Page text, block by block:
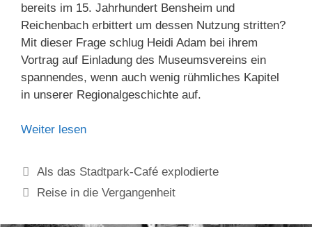
bereits im 15. Jahrhundert Bensheim und
Reichenbach erbittert um dessen Nutzung stritten?
Mit dieser Frage schlug Heidi Adam bei ihrem
Vortrag auf Einladung des Museumsvereins ein
spannendes, wenn auch wenig rühmliches Kapitel
in unserer Regionalgeschichte auf.
Weiter lesen
Als das Stadtpark-Café explodierte
Reise in die Vergangenheit